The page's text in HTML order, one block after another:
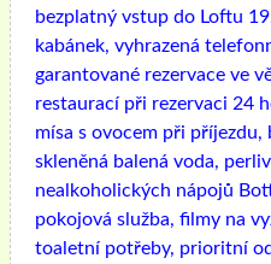
bezplatný vstup do Loftu
kabánek, vyhrazená
garantované rezervace ve
restaurací při rezervaci 24
mísa s ovocem při
skleněná balená voda,
nealkoholických nápojů
pokojová služba, filmy na
toaletní potřeby, prioritní